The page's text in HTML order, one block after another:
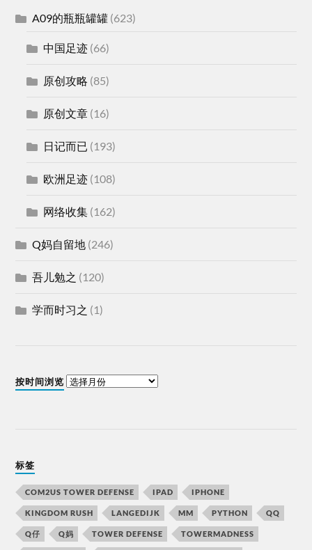
A09的瓶瓶罐罐 (623)
中国足迹 (66)
原创攻略 (85)
原创文章 (16)
日记而已 (193)
欧洲足迹 (108)
网络收集 (162)
Q妈自留地 (246)
吾儿勉之 (120)
学而时习之 (1)
按时间浏览
标签
COM2US TOWER DEFENSE IPAD IPHONE
KINGDOM RUSH LANGEDIJK MM PYTHON QQ
Q仔 Q妈 TOWER DEFENSE TOWERMADNESS